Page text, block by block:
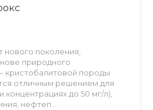
поколения,
природного
кристобалитовой породы
отличным решением для
концентрациях до 50 мг/л),
нефтеп...